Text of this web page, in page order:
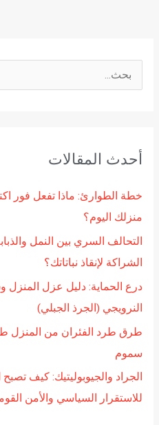
ث
أحدث المقالات
خطة الطوارئ: ماذا تفعل فور
منزلك اليوم؟
التحالف السري بين النمل
الشراكة لإنقاذ نباتاتك؟
درع الحماية: دليل عزل المنزل
النرويجي (الجرذ الجبلي)
طرق طرد الفئران من المنزل
سموم
الجراد والجيوبوليتيك: كيف
للاستقرار السياسي والأمن